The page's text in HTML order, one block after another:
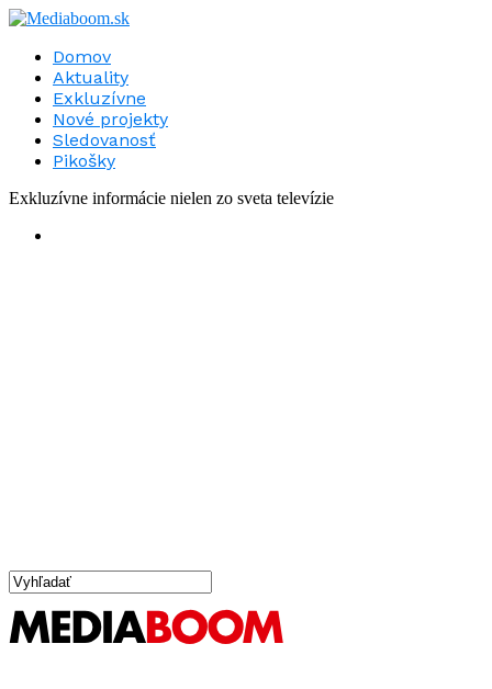
Domov
Aktuality
Exkluzívne
Nové projekty
Sledovanosť
Pikošky
Exkluzívne informácie nielen zo sveta televízie